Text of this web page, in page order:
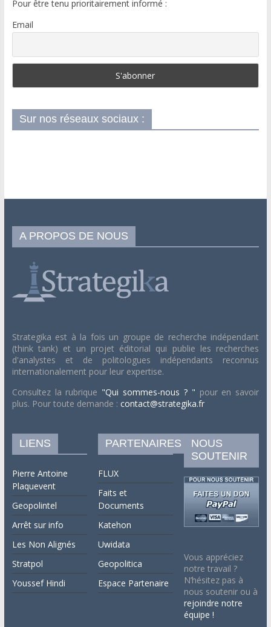
Pour être tenu prioritairement informé :
Email
Sur nos réseaux sociaux :
A PROPOS DE NOUS
Strategika est à la fois un groupe de recherche indépendant
(think tank) et un projet éditorial qui publie les recherches
d'analystes et de politologues indépendants reconnus
internationalement pour leur expertise.
Consultez la rubrique "Qui sommes-nous ? " pour en savoir
plus. Pour toute demande : contact@strategika.fr
LIENS
Pierre Antoine
Plaquevent
Geopolintel
Arrêt sur info
Les Non Alignés
Stratpol
Youssef Hindi
PARTENAIRES
FLUX
Faits et
Documents
Katehon
Uwidata
Geopolitica
Espace Partenaire
NOUS
SOUTENIR
Vous appréciez
notre travail ?
N’hésitez pas à
nous soutenir ou à
rejoindre notre
équipe !